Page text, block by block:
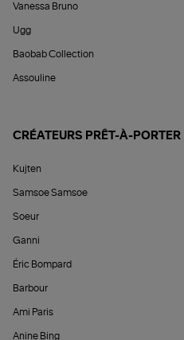
Vanessa Bruno
Ugg
Baobab Collection
Assouline
CRÉATEURS PRÊT-À-PORTER
Kujten
Samsoe Samsoe
Soeur
Ganni
Éric Bompard
Barbour
Ami Paris
Anine Bing